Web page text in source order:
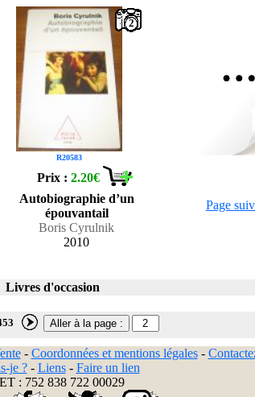
R20583
2
Prix :2.20€
Autobiographie d’un
épouvantail
Boris Cyrulnik
2010
Page
Livres d'occasion
- Coordonnées et mentions légales-
je ?- Liens- Faire un lien
: 752 838 722 00029